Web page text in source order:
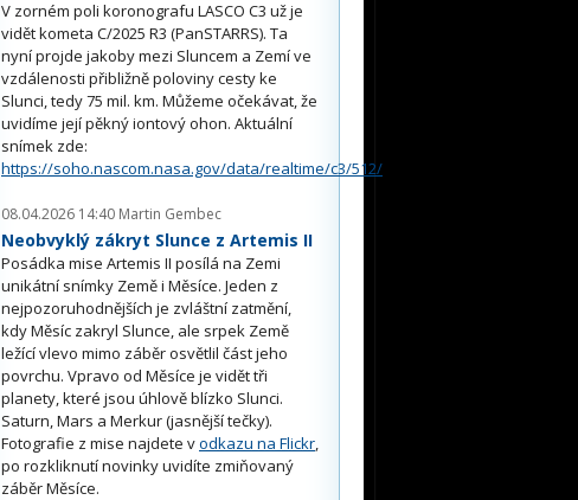
V zorném poli koronografu LASCO C3 už je
vidět kometa C/2025 R3 (PanSTARRS). Ta
nyní projde jakoby mezi Sluncem a Zemí ve
vzdálenosti přibližně poloviny cesty ke
Slunci, tedy 75 mil. km. Můžeme očekávat, že
uvidíme její pěkný iontový ohon. Aktuální
snímek zde:
https://soho.nascom.nasa.gov/data/realtime/c3/512/
08.04.2026 14:40 Martin Gembec
Neobvyklý zákryt Slunce z Artemis II
Posádka mise Artemis II posílá na Zemi
unikátní snímky Země i Měsíce. Jeden z
nejpozoruhodnějších je zvláštní zatmění,
kdy Měsíc zakryl Slunce, ale srpek Země
ležící vlevo mimo záběr osvětlil část jeho
povrchu. Vpravo od Měsíce je vidět tři
planety, které jsou úhlově blízko Slunci.
Saturn, Mars a Merkur (jasnější tečky).
Fotografie z mise najdete vodkazu na Flickr,
po rozkliknutí novinky uvidíte zmiňovaný
záběr Měsíce.